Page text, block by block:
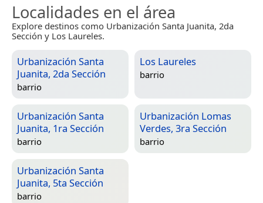
Localidades en el área
Explore destinos como Urbanización Santa Juanita, 2da
Sección y Los Laureles.
Urbanización Santa
Juanita, 2da Sección
barrio
Los Laureles
barrio
Urbanización Santa
Juanita, 1ra Sección
barrio
Urbanización Lomas
Verdes, 3ra Sección
barrio
Urbanización Santa
Juanita, 5ta Sección
barrio